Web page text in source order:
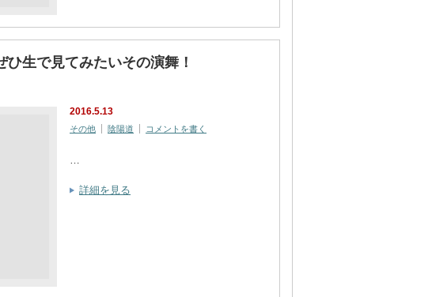
生で見てみたいその演舞！
2016.5.13
その他 陰陽道 コメントを書く
…
詳細を見る